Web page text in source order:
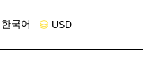
한국어 USD